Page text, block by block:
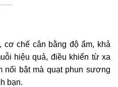
cơ chế cân bằng độ ẩm, khả
hiệu quả, điều khiển từ xa
bật mà quạt phun sương
bạn.